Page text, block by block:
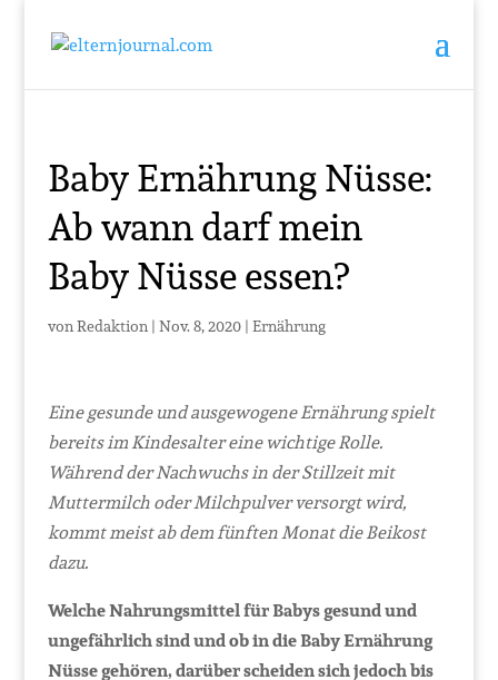
Baby Ernährung Nüsse:
Ab wann darf mein
Baby Nüsse essen?
vonRedaktion|Nov. 8, 2020|Ernährung
Eine gesunde und ausgewogene Ernährung spielt
bereits im Kindesalter eine wichtige Rolle.
Während der Nachwuchs in der Stillzeit mit
Muttermilch oder Milchpulver versorgt wird,
kommt meist ab dem fünften Monat die Beikost
dazu.
Welche Nahrungsmittel für Babys gesund und
ungefährlich sind und ob in die Baby Ernährung
Nüsse gehören, darüber scheiden sich jedoch bis